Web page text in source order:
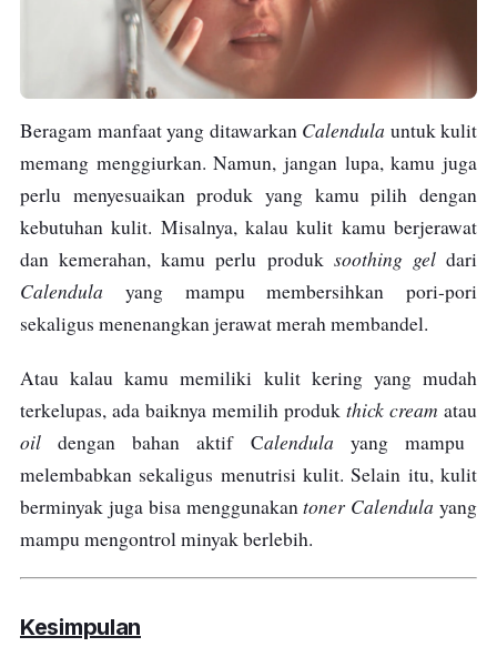
Beragam manfaat yang ditawarkan Calendula untuk kulit
memang menggiurkan. Namun, jangan lupa, kamu juga
perlu menyesuaikan produk yang kamu pilih dengan
kebutuhan kulit. Misalnya, kalau kulit kamu berjerawat
dan kemerahan, kamu perlu produk soothing geldari
Calendula yang mampu membersihkan pori-pori
sekaligus menenangkan jerawat merah membandel.
Atau kalau kamu memiliki kulit kering yang mudah
terkelupas, ada baiknya memilih produk thick cream atau
oil dengan bahan aktif Calendula yang mampu
melembabkan sekaligus menutrisi kulit. Selain itu, kulit
berminyak juga bisa menggunakantoner Calendula yang
mampu mengontrol minyak berlebih.
Kesimpulan